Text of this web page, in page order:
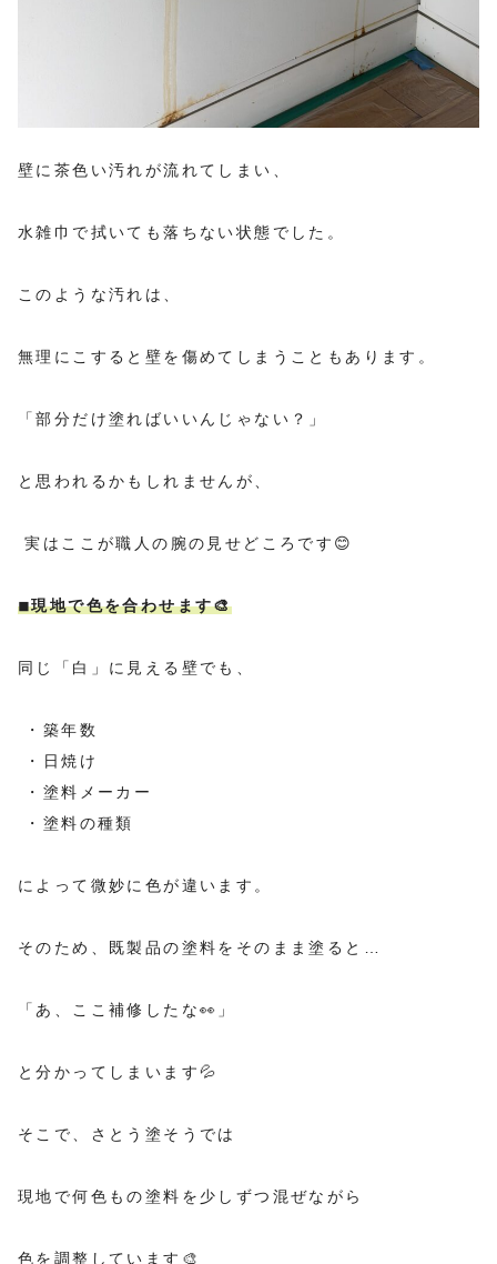
壁に茶色い汚れが流れてしまい、
水雑巾で拭いても落ちない状態でした。
このような汚れは、
無理にこすると壁を傷めてしまうこともあります。
「部分だけ塗ればいいんじゃない？」
と思われるかもしれませんが、
実はここが職人の腕の見せどころです😊
◾︎現地で色を合わせます🎨
同じ「白」に見える壁でも、
・築年数
・日焼け
・塗料メーカー
・塗料の種類
によって微妙に色が違います。
そのため、既製品の塗料をそのまま塗ると…
「あ、ここ補修したな👀」
と分かってしまいます💦
そこで、さとう塗そうでは
現地で何色もの塗料を少しずつ混ぜながら
色を調整しています🎨